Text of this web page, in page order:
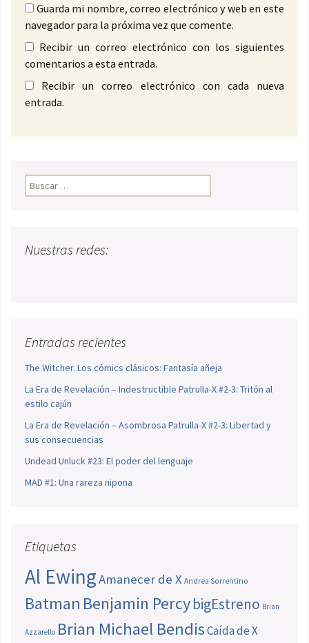
Guarda mi nombre, correo electrónico y web en este
navegador para la próxima vez que comente.
Recibir un correo electrónico con los siguientes
comentarios a esta entrada.
Recibir un correo electrónico con cada nueva
entrada.
Buscar:
Nuestras redes:
Entradas recientes
The Witcher. Los cómics clásicos: Fantasía añeja
La Era de Revelación – Indestructible Patrulla-X #2-3: Tritón al
estilo cajún
La Era de Revelación – Asombrosa Patrulla-X #2-3: Libertad y
sus consecuencias
Undead Unluck #23: El poder del lenguaje
MAD #1: Una rareza nipona
Etiquetas
Al EwingAmanecer de X Andrea Sorrentino
Batman Benjamin PercybigEstreno Brian
Azzarello Brian Michael BendisCaída de X